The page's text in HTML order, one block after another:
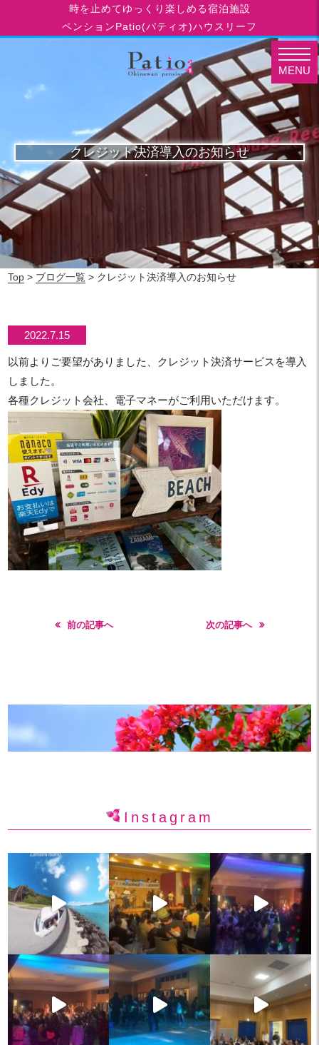
時を止めてゆっくり楽しめる宿泊施設
ペンションPatio(パティオ)ハウスリーフ
クレジット決済導入のお知らせ
Top > ブログ一覧 > クレジット決済導入のお知らせ
2022.7.15
以前よりご要望がありました、クレジット決済サービスを導入
しました。
各種クレジット会社、電子マネーがご利用いただけます。
前の記事へ 次の記事へ
Instagram
MENU